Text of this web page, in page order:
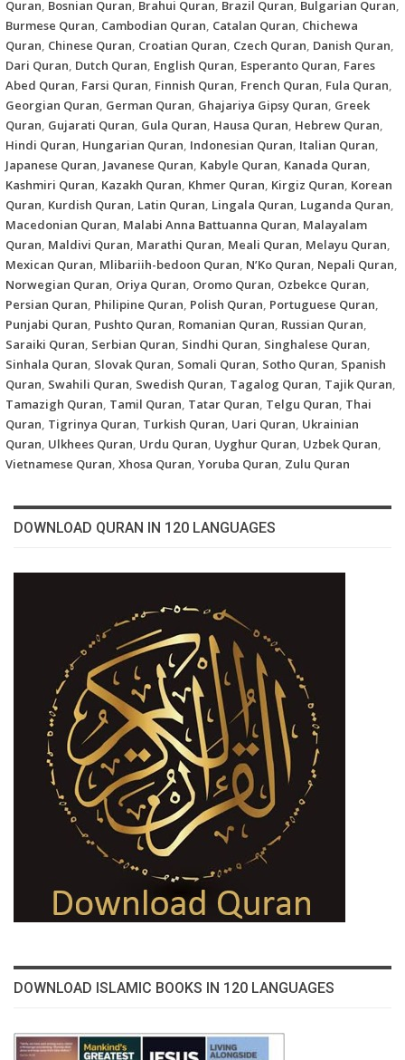
Quran, Bosnian Quran, Brahui Quran, Brazil Quran, Bulgarian Quran,
Burmese Quran, Cambodian Quran, Catalan Quran, Chichewa
Quran, Chinese Quran, Croatian Quran, Czech Quran, Danish Quran,
Dari Quran, Dutch Quran, English Quran, Esperanto Quran, Fares
Abed Quran, Farsi Quran, Finnish Quran, French Quran, Fula Quran,
Georgian Quran, German Quran, Ghajariya Gipsy Quran, Greek
Quran, Gujarati Quran, Gula Quran, Hausa Quran, Hebrew Quran,
Hindi Quran, Hungarian Quran, Indonesian Quran, Italian Quran,
Japanese Quran, Javanese Quran, Kabyle Quran, Kanada Quran,
Kashmiri Quran, Kazakh Quran, Khmer Quran, Kirgiz Quran, Korean
Quran, Kurdish Quran, Latin Quran, Lingala Quran, Luganda Quran,
Macedonian Quran, Malabi Anna Battuanna Quran, Malayalam
Quran, Maldivi Quran, Marathi Quran, Meali Quran, Melayu Quran,
Mexican Quran, Mlibariih-bedoon Quran, N’Ko Quran, Nepali Quran,
Norwegian Quran, Oriya Quran, Oromo Quran, Ozbekce Quran,
Persian Quran, Philipine Quran, Polish Quran, Portuguese Quran,
Punjabi Quran, Pushto Quran, Romanian Quran, Russian Quran,
Saraiki Quran, Serbian Quran, Sindhi Quran, Singhalese Quran,
Sinhala Quran, Slovak Quran, Somali Quran, Sotho Quran, Spanish
Quran, Swahili Quran, Swedish Quran, Tagalog Quran, Tajik Quran,
Tamazigh Quran, Tamil Quran, Tatar Quran, Telgu Quran, Thai
Quran, Tigrinya Quran, Turkish Quran, Uari Quran, Ukrainian
Quran, Ulkhees Quran, Urdu Quran, Uyghur Quran, Uzbek Quran,
Vietnamese Quran, Xhosa Quran, Yoruba Quran, Zulu Quran
DOWNLOAD QURAN IN 120 LANGUAGES
DOWNLOAD ISLAMIC BOOKS IN 120 LANGUAGES